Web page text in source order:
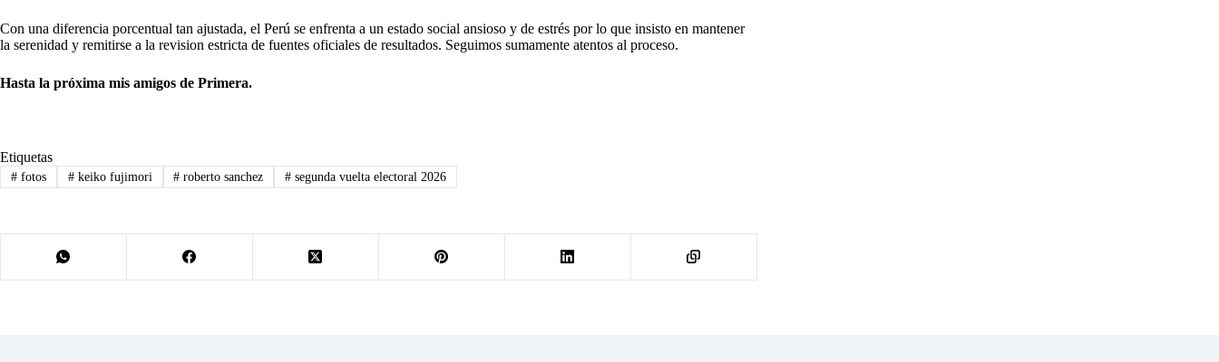
Con una diferencia porcentual tan ajustada, el Perú se enfrenta a un estado social ansioso y de estrés por lo que insisto en mantener
la serenidad y remitirse a la revision estricta de fuentes oficiales de resultados. Seguimos sumamente atentos al proceso.
Hasta la próxima mis amigos de Primera.
Etiquetas
#fotos #keiko fujimori # roberto sanchez # segunda vuelta electoral 2026